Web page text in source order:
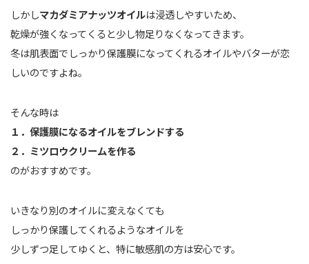
しかしマカダミアナッツオイルは浸透しやすいため、
乾燥が強くなってくると少し物足りなくなってきます。
冬は肌表面でしっかり保護膜になってくれるオイルやバターが恋
しいのですよね。
そんな時は
１．保護膜になるオイルをブレンドする
２．ミツロウクリームを作る
のがおすすめです。
いきなり別のオイルに変えなくても
しっかり保護してくれるようなオイルを
少しずつ足してゆくと、特に敏感肌の方は安心です。